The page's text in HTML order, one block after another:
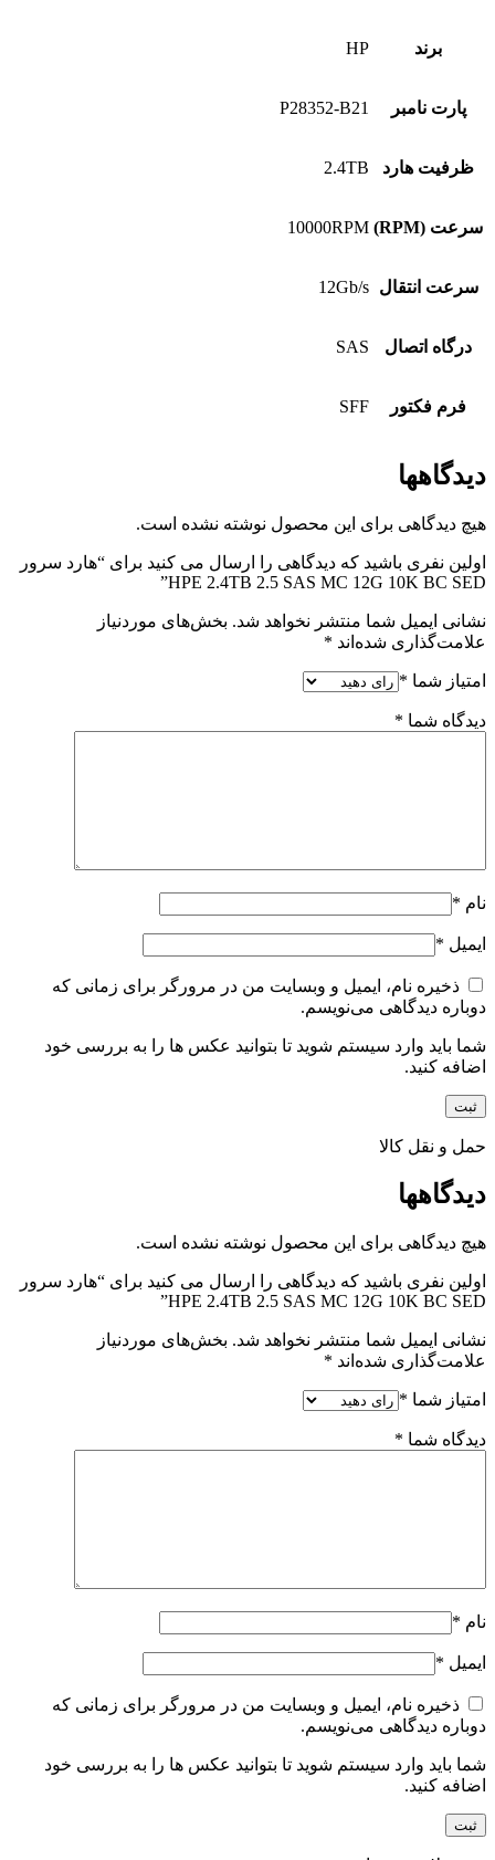
برند HP
پارت نامبر P28352-B21
ظرفیت هارد 2.4TB
سرعت (RPM) 10000RPM
سرعت انتقال 12Gb/s
درگاه اتصال SAS
فرم فکتور SFF
دیدگاهها
هیچ دیدگاهی برای این محصول نوشته نشده است.
اولین نفری باشید که دیدگاهی را ارسال می کنید برای “هارد سرور
HPE 2.4TB 2.5 SAS MC 12G 10K BC SED”
نشانی ایمیل شما منتشر نخواهد شد. بخش‌های موردنیاز
علامت‌گذاری شده‌اند *
امتیاز شما *
دیدگاه شما *
نام *
ایمیل *
ذخیره نام، ایمیل و وبسایت من در مرورگر برای زمانی که
دوباره دیدگاهی می‌نویسم.
شما باید وارد سیستم شوید تا بتوانید عکس ها را به بررسی خود
اضافه کنید.
حمل و نقل کالا
دیدگاهها
هیچ دیدگاهی برای این محصول نوشته نشده است.
اولین نفری باشید که دیدگاهی را ارسال می کنید برای “هارد سرور
HPE 2.4TB 2.5 SAS MC 12G 10K BC SED”
نشانی ایمیل شما منتشر نخواهد شد. بخش‌های موردنیاز
علامت‌گذاری شده‌اند *
امتیاز شما *
دیدگاه شما *
نام *
ایمیل *
ذخیره نام، ایمیل و وبسایت من در مرورگر برای زمانی که
دوباره دیدگاهی می‌نویسم.
شما باید وارد سیستم شوید تا بتوانید عکس ها را به بررسی خود
اضافه کنید.